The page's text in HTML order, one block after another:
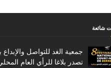
شائعة
جمعية الغد للتواصل والإبداع
تصدر بلاغا للرأي العام